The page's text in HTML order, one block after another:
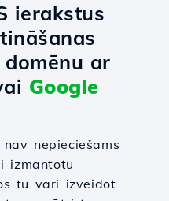
ierakstus
ar
Google
nepieciešams
izmantotu
tu vari izveidot